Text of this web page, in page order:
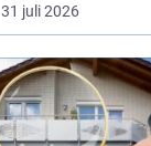
ljust....
31 juli 2026